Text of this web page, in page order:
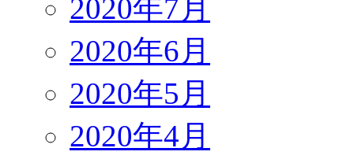
2020年7月
2020年6月
2020年5月
2020年4月